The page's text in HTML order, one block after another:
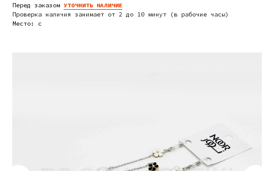
Перед заказом УТОЧНИТЬ НАЛИЧИЕ
Проверка наличия занимает от 2 до 10 минут (в рабочие часы)
Место: c